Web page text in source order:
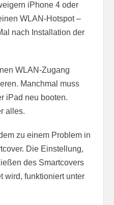
iPhone 4 oder
WLAN-Hotspot –
nach Installation der
WLAN-Zugang
Manchmal muss
iPad neu booten.
alles.
zu einem Problem in
Die Einstellung,
des Smartcovers
wird, funktioniert unter